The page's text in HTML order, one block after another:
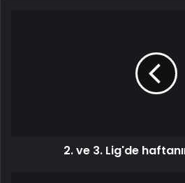
2. ve 3. Lig'de